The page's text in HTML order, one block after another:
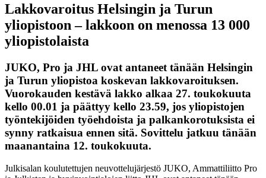
Lakkovaroitus Helsingin ja Turun
yliopistoon – lakkoon on menossa 13 000
yliopistolaista
JUKO, Pro ja JHL ovat antaneet tänään Helsingin
ja Turun yliopistoa koskevan lakkovaroituksen.
Vuorokauden kestävä lakko alkaa 27. toukokuuta
kello 00.01 ja päättyy kello 23.59, jos yliopistojen
työntekijöiden työehdoista ja palkankorotuksista ei
synny ratkaisua ennen sitä. Sovittelu jatkuu tänään
maanantaina 12. toukokuuta.
Julkisalan koulutettujen neuvottelujärjestö JUKO, Ammattiliitto Pro